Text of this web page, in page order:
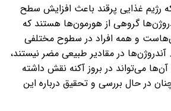
رژیم غذایی پرقند باعث افزایش سطح
گروهی از هورمون‌ها هستند که
و همه افراد در سطوح مختلفی
آندروژن‌ها در مقادیر طبیعی مضر نیستند،
می‌تواند در بروز آکنه نقش داشته
در حال بررسی و تحقیق درباره این